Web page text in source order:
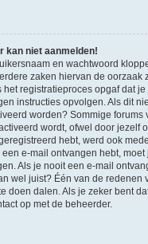
kan niet aanmelden!
en wachtwoord
zaken hiervan de oorzaak
registratieproces opgaf dat
instructies opvolgen. Als dit
worden? Sommige forums
wordt, ofwel door jezelf
hebt, werd ook
e-mail ontvangen hebt, moet
Als je nooit een e-mail
wel juist? Één van de redenen
doen dalen. Als je zeker bent
op met de beheerder.